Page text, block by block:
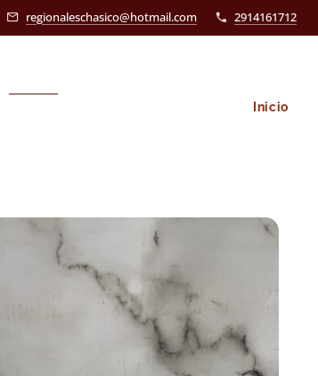
regionaleschasico@hotmail.com 2914161712
Inicio